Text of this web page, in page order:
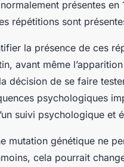
présentes
répétitions sont
la présence de ces
avant même
décision de se faire
psychologiques
suivi psychologique et
mutation génétique ne
cela pourrait